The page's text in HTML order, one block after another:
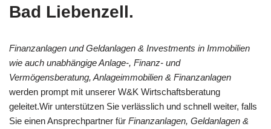
Bad Liebenzell.
Finanzanlagen und Geldanlagen & Investments in Immobilien
wie auch unabhängige Anlage-, Finanz- und
Vermögensberatung, Anlageimmobilien & Finanzanlagen
werden prompt mit unserer W&K Wirtschaftsberatung
geleitet.Wir unterstützen Sie verlässlich und schnell weiter, falls
Sie einen Ansprechpartner für Finanzanlagen, Geldanlagen &